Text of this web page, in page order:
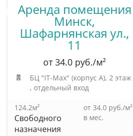
Аренда помещения
Минск,
Шафарнянская ул.,
11
от 34.0 руб./м²
БЦ "IT-Max" (корпус А), 2 этаж
, отдельный вход
124.2м²
Свободного
назначения
от 34.0 руб./м²
в мес.